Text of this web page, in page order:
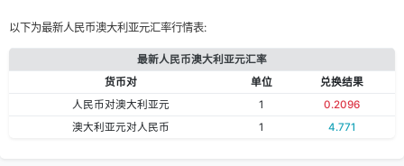
以下为最新人民币澳大利亚元汇率行情表:
最新人民币澳大利亚元汇率
货币对
单位
兑换结果
人民币对澳大利亚元
1
0.2096
澳大利亚元对人民币
1 4.771